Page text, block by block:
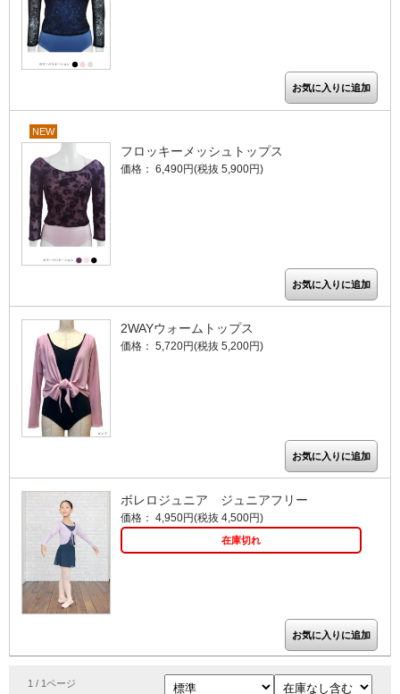
NEW
フロッキーメッシュトップス
価格： 6,490円(税抜 5,900円)
2WAYウォームトップス
価格： 5,720円(税抜 5,200円)
ボレロジュニア ジュニアフリー
価格： 4,950円(税抜 4,500円)
在庫切れ
1 / 1ページ